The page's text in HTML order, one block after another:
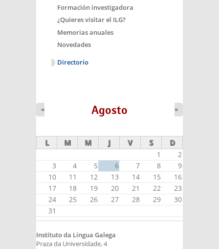
Formación investigadora
¿Quieres visitar el ILG?
Memorias anuales
Novedades
Directorio
Agosto
« »
L M M J V S D
1
2
3
4 5 6 7 8
9
10
11 12 13 14 15
16
17
18 19 20 21 22
23
24
25 26 27 28 29
30
31
Instituto da Lingua Galega
Praza da Universidade, 4